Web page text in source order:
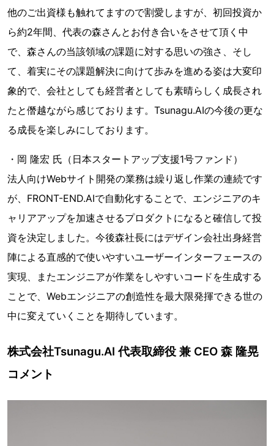
他のご出資様も触れてますので割愛しますが、初回投資か
ら約2年間、代表の森さんとお付き合いをさせて頂く中
で、森さんの当該領域の課題に対する思いの強さ、そし
て、着実にその課題解決に向けて歩みを進める姿は大変印
象的で、会社としても経営者としても素晴らしく成長され
たと僭越ながら感じております。Tsunagu.AIの今後の更な
る成長を楽しみにしております。
・岡 隆宏 氏（日本スタートアップ支援1号ファンド）
法人向けWebサイト開発の業務は繰り返し作業の連続です
が、FRONT-END.AIで自動化することで、エンジニアのキ
ャリアアップを加速させるプロダクトになると確信して投
資を決定しました。今後森社長にはデザイン会社出身経営
陣による直感的で使いやすいユーザーインターフェースの
実現、またエンジニアが作業をしやすいコードを生成する
ことで、Webエンジニアの創造性を最大限発揮できる世の
中に変えていくことを期待しています。
株式会社Tsunagu.AI 代表取締役 兼 CEO 森 隆晃
コメント